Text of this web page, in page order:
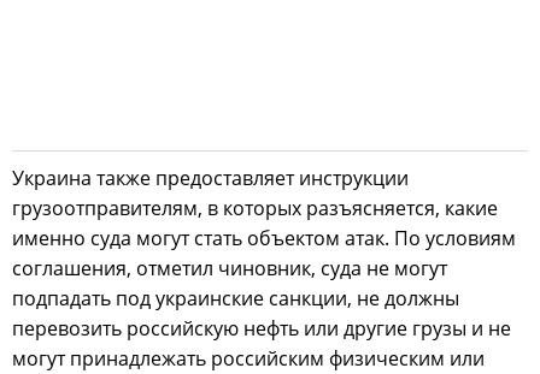
Украина также предоставляет инструкции
грузоотправителям, в которых разъясняется, какие
именно суда могут стать объектом атак. По условиям
соглашения, отметил чиновник, суда не могут
подпадать под украинские санкции, не должны
перевозить российскую нефть или другие грузы и не
могут принадлежать российским физическим или